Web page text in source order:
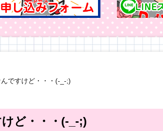
ですけど・・・(-_-;)
ど・・・(-_-;)